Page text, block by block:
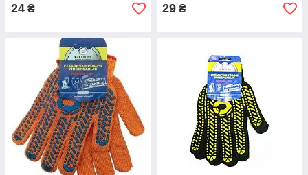
24 ₴ 29 ₴